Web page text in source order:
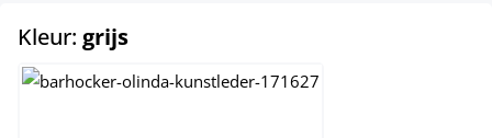
Kleur: grijsselect